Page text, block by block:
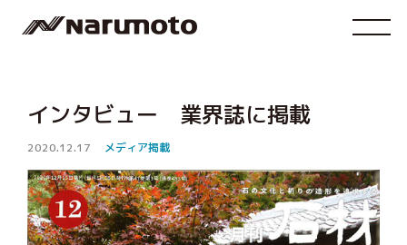
インタビュー 業界誌に掲載
2020.12.17 メディア掲載